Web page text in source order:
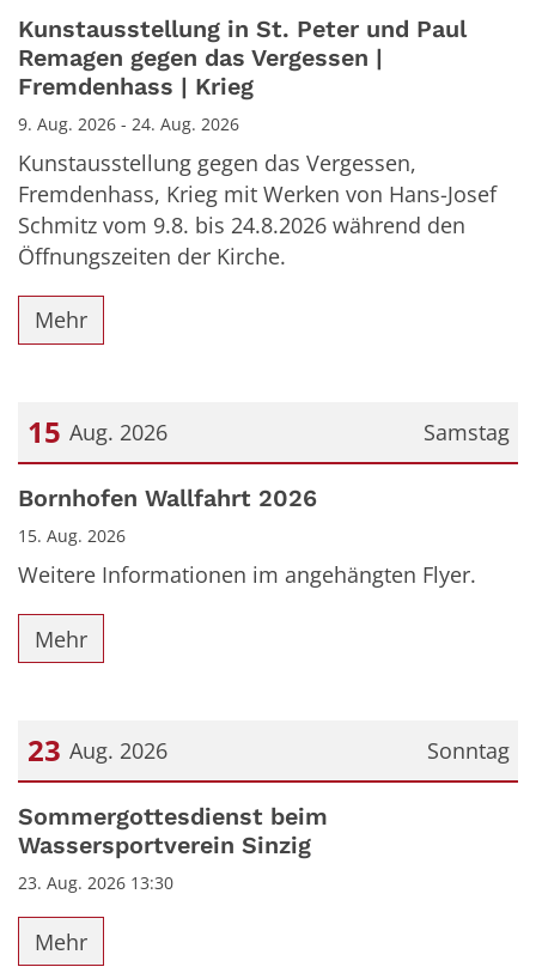
Datum: 9. August 2026
Kunstausstellung in St. Peter und Paul
Remagen gegen das Vergessen |
Fremdenhass | Krieg
9. Aug. 2026 - 24. Aug. 2026
Kunstausstellung gegen das Vergessen,
Fremdenhass, Krieg mit Werken von Hans-Josef
Schmitz vom 9.8. bis 24.8.2026 während den
Öffnungszeiten der Kirche.
Mehr
Samstag
15 Aug. 2026
Datum: 15. August 2026
Bornhofen Wallfahrt 2026
15. Aug. 2026
Weitere Informationen im angehängten Flyer.
Mehr
Sonntag
23 Aug. 2026
Datum: 23. August 2026
Sommergottesdienst beim
Wassersportverein Sinzig
23. Aug. 2026 13:30
Mehr